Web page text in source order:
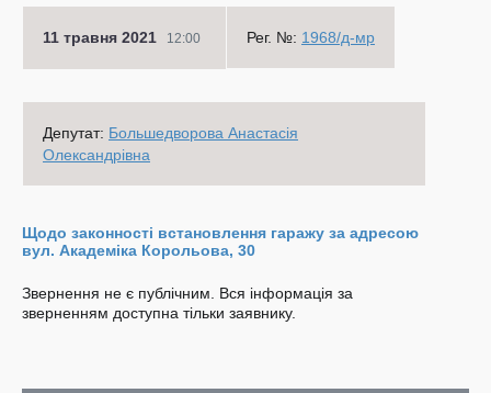
11 травня 2021 12:00 Рег. №: 1968/д-мр
Депутат: Большедворова Анастасія
Олександрівна
Щодо законності встановлення гаражу за адресою
вул. Академіка Корольова, 30
Звернення не є публічним. Вся інформація за
зверненням доступна тільки заявнику.